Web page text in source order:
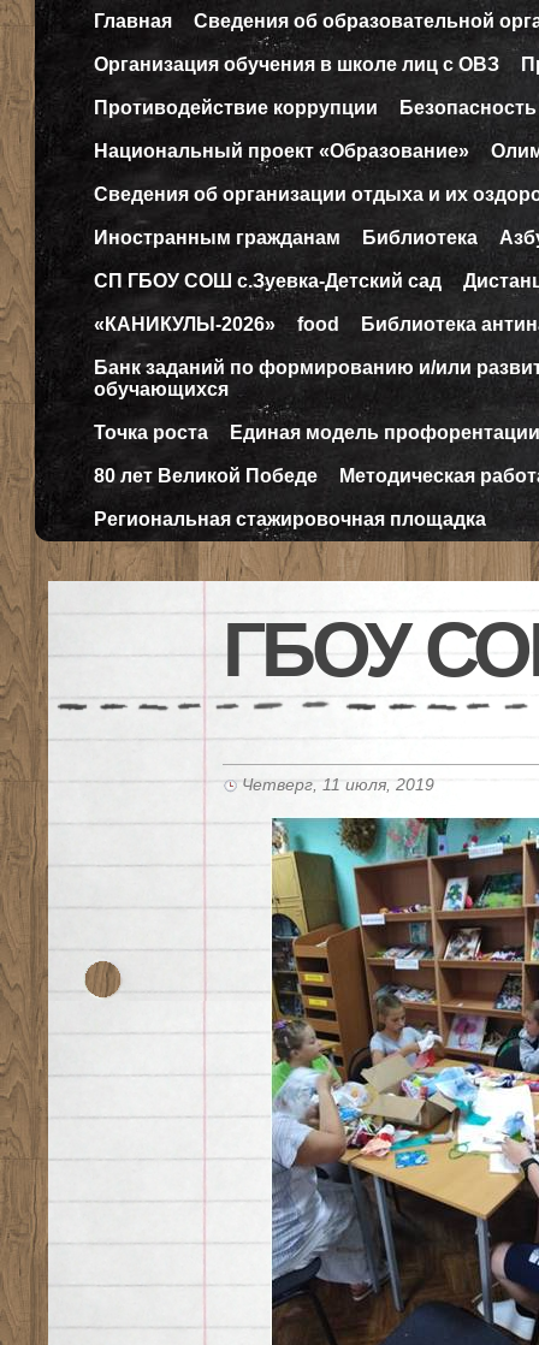
Главная Сведения об образовательной
Организация обучения в школе лиц с ОВЗ
Противодействие коррупции Безопасность
Национальный проект «Образование»
Сведения об организации отдыха и их
Иностранным гражданам Библиотека
СП ГБОУ СОШ с.Зуевка-Детский сад
«КАНИКУЛЫ-2026» food Библиотека
Банк заданий по формированию и/или
обучающихся
Точка роста Единая модель профорентации
80 лет Великой Победе Методическая
Региональная стажировочная площадка
ГБОУ
Четверг, 11 июля, 2019